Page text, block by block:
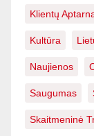
Klientų
Kultūra
Naujienos
Saugumas
Skaitmeninė